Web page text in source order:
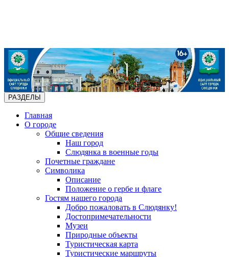
РАЗДЕЛЫ
Главная
О городе
Общие сведения
Наш город
Слюдянка в военные годы
Почетные граждане
Символика
Описание
Положение о гербе и флаге
Гостям нашего города
Добро пожаловать в Слюдянку!
Достопримечательности
Музеи
Природные объекты
Туристическая карта
Туристические маршруты